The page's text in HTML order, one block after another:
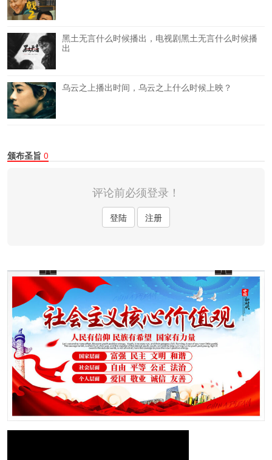
黑土无言什么时候播出，电视剧黑土无言什么时候播
出
乌云之上播出时间，乌云之上什么时候上映？
颁布圣旨 0
评论前必须登录！
登陆 注册